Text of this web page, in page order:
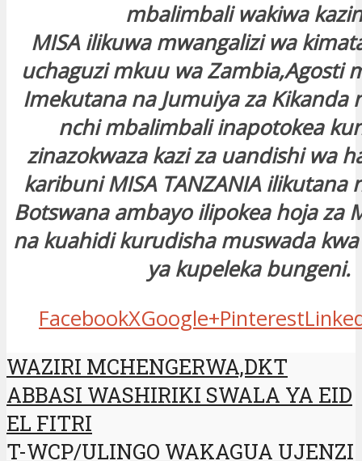
mbalimbali wakiwa
MISA ilikuwa mwangalizi wa
uchaguzi mkuu wa Zambia,Agosti
Imekutana na Jumuiya za Kikanda
nchi mbalimbali inapotokea
zinazokwaza kazi za uandishi wa
karibuni MISA TANZANIA ilikutana
Botswana ambayo ilipokea hoja za
na kuahidi kurudisha muswada
ya kupeleka bungeni.
FacebookXGoogle+Pinterest
WAZIRI MCHENGERWA,DKT
ABBASI WASHIRIKI SWALA YA EID
EL FITRI
T-WCP/ULINGO WAKAGUA UJENZI